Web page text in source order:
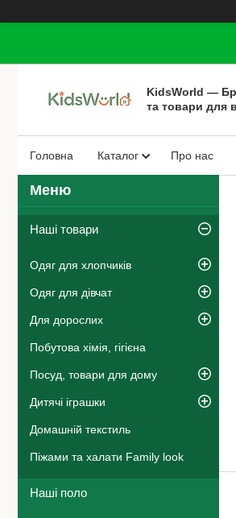
KidsWorld —
та товари для
Головна Каталог Про нас
Наші товари
Одяг для хлопчиків
Одяг для дівчат
Для дорослих
Побутова хімія, гігієна
Посуд, товари для дому
Дитячі іграшки
Домашній текстиль
Піжами та халати Family look
Наші поло